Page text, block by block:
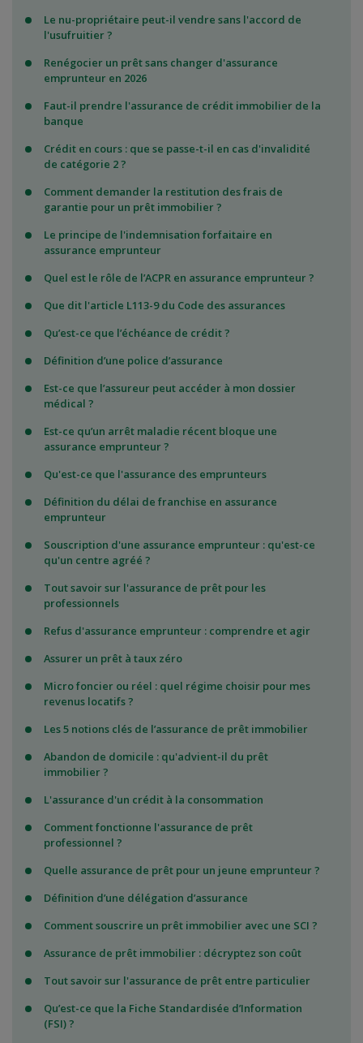
Le nu-propriétaire peut-il vendre sans l'accord de
l'usufruitier ?
Renégocier un prêt sans changer d'assurance
emprunteur en 2026
Faut-il prendre l'assurance de crédit immobilier de la
banque
Crédit en cours : que se passe-t-il en cas d'invalidité
de catégorie 2 ?
Comment demander la restitution des frais de
garantie pour un prêt immobilier ?
Le principe de l'indemnisation forfaitaire en
assurance emprunteur
Quel est le rôle de l’ACPR en assurance emprunteur ?
Que dit l'article L113-9 du Code des assurances
Qu’est-ce que l’échéance de crédit ?
Définition d’une police d’assurance
Est-ce que l’assureur peut accéder à mon dossier
médical ?
Est-ce qu’un arrêt maladie récent bloque une
assurance emprunteur ?
Qu'est-ce que l'assurance des emprunteurs
Définition du délai de franchise en assurance
emprunteur
Souscription d'une assurance emprunteur : qu'est-ce
qu'un centre agréé ?
Tout savoir sur l'assurance de prêt pour les
professionnels
Refus d'assurance emprunteur : comprendre et agir
Assurer un prêt à taux zéro
Micro foncier ou réel : quel régime choisir pour mes
revenus locatifs ?
Les 5 notions clés de l’assurance de prêt immobilier
Abandon de domicile : qu'advient-il du prêt
immobilier ?
L'assurance d'un crédit à la consommation
Comment fonctionne l'assurance de prêt
professionnel ?
Quelle assurance de prêt pour un jeune emprunteur ?
Définition d’une délégation d’assurance
Comment souscrire un prêt immobilier avec une SCI ?
Assurance de prêt immobilier : décryptez son coût
Tout savoir sur l'assurance de prêt entre particulier
Qu’est-ce que la Fiche Standardisée d’Information
(FSI) ?